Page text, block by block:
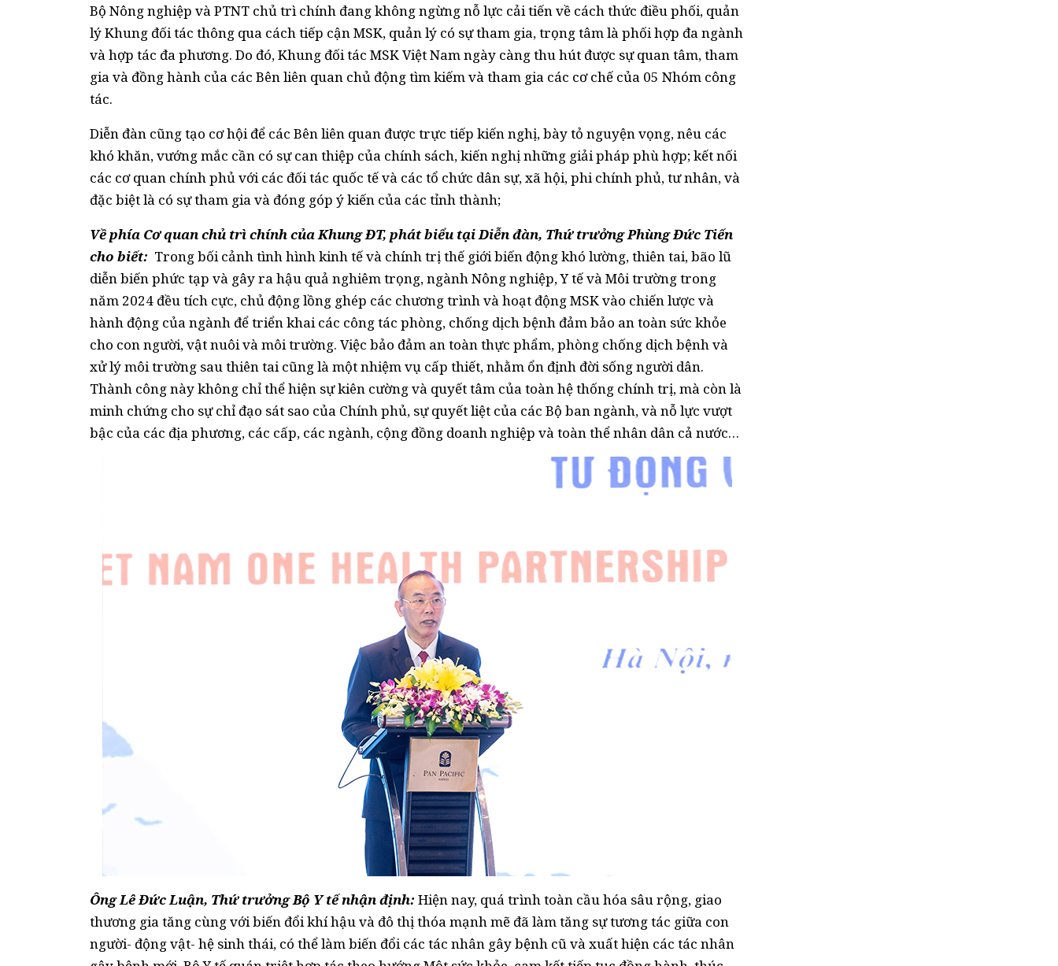
Bộ Nông nghiệp và PTNT chủ trì chính đang không ngừng nỗ lực cải tiến về cách thức điều phối, quản
lý Khung đối tác thông qua cách tiếp cận MSK, quản lý có sự tham gia, trọng tâm là phối hợp đa ngành
và hợp tác đa phương. Do đó, Khung đối tác MSK Việt Nam ngày càng thu hút được sự quan tâm, tham
gia và đồng hành của các Bên liên quan chủ động tìm kiếm và tham gia các cơ chế của 05 Nhóm công
tác.
Diễn đàn cũng tạo cơ hội để các Bên liên quan được trực tiếp kiến nghị, bày tỏ nguyện vọng, nêu các
khó khăn, vướng mắc cần có sự can thiệp của chính sách, kiến nghị những giải pháp phù hợp; kết nối
các cơ quan chính phủ với các đối tác quốc tế và các tổ chức dân sự, xã hội, phi chính phủ, tư nhân, và
đặc biệt là có sự tham gia và đóng góp ý kiến của các tỉnh thành;
Về phía Cơ quan chủ trì chính của Khung ĐT, phát biểu tại Diễn đàn, Thứ trưởng Phùng Đức Tiến
cho biết: Trong bối cảnh tình hình kinh tế và chính trị thế giới biến động khó lường, thiên tai, bão lũ
diễn biến phức tạp và gây ra hậu quả nghiêm trọng, ngành Nông nghiệp, Y tế và Môi trường trong
năm 2024 đều tích cực, chủ động lồng ghép các chương trình và hoạt động MSK vào chiến lược và
hành động của ngành để triển khai các công tác phòng, chống dịch bệnh đảm bảo an toàn sức khỏe
cho con người, vật nuôi và môi trường. Việc bảo đảm an toàn thực phẩm, phòng chống dịch bệnh và
xử lý môi trường sau thiên tai cũng là một nhiệm vụ cấp thiết, nhằm ổn định đời sống người dân.
Thành công này không chỉ thể hiện sự kiên cường và quyết tâm của toàn hệ thống chính trị, mà còn là
minh chứng cho sự chỉ đạo sát sao của Chính phủ, sự quyết liệt của các Bộ ban ngành, và nỗ lực vượt
bậc của các địa phương, các cấp, các ngành, cộng đồng doanh nghiệp và toàn thể nhân dân cả nước…
Ông Lê Đức Luận, Thứ trưởng Bộ Y tế nhận định: Hiện nay, quá trình toàn cầu hóa sâu rộng, giao
thương gia tăng cùng với biến đổi khí hậu và đô thị thóa mạnh mẽ đã làm tăng sự tương tác giữa con
người- động vật- hệ sinh thái, có thể làm biến đổi các tác nhân gây bệnh cũ và xuất hiện các tác nhân